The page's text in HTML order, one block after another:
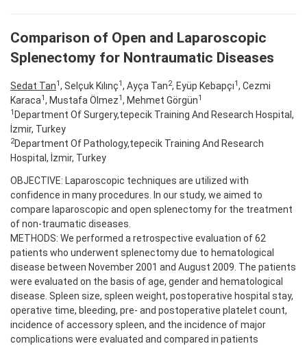
Comparison of Open and Laparoscopic
Splenectomy for Nontraumatic Diseases
Sedat Tan1, Selçuk Kılınç1, Ayça Tan2, Eyüp Kebapçı1, Cezmi
Karaca1, Mustafa Ölmez1, Mehmet Görgün1
1 Department Of Surgery,tepecik Training And Research Hospital,
İzmir, Turkey
2Department Of Pathology,tepecik Training And Research
Hospital, İzmir, Turkey
OBJECTIVE: Laparoscopic techniques are utilized with
confidence in many procedures. In our study, we aimed to
compare laparoscopic and open splenectomy for the treatment
of non-traumatic diseases.
METHODS: We performed a retrospective evaluation of 62
patients who underwent splenectomy due to hematological
disease between November 2001 and August 2009. The patients
were evaluated on the basis of age, gender and hematological
disease. Spleen size, spleen weight, postoperative hospital stay,
operative time, bleeding, pre- and postoperative platelet count,
incidence of accessory spleen, and the incidence of major
complications were evaluated and compared in patients